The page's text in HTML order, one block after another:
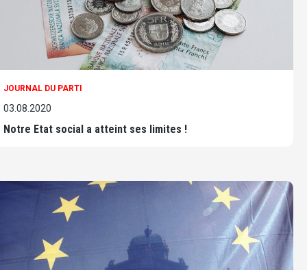
JOURNAL DU PARTI
03.08.2020
Notre Etat social a atteint ses limites !